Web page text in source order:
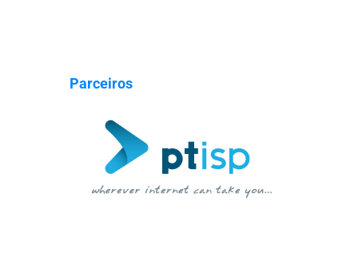
Parceiros